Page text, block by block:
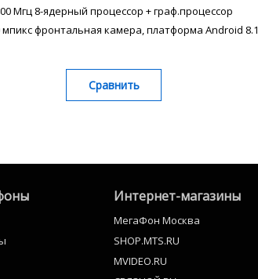
Мгц 8-ядерный процессор + граф.процессор
мпикс фронтальная камера, платформа Android 8.1
Сравнить
Интернет-магазины
МегаФон Москва
SHOP.MTS.RU
MVIDEO.RU